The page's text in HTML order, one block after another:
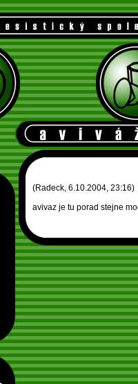
(Radeck, 6.10.2004, 23:16)
avivaz je tu porad stejne